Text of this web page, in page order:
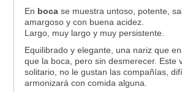
En bocase muestra untoso, potente,
amargoso y con buena acidez.
Largo, muy largo y muy persistente.
Equilibrado y elegante, una nariz que
que la boca, pero sin desmerecer. Este
solitario, no le gustan las compañías,
armonizará con comida alguna.